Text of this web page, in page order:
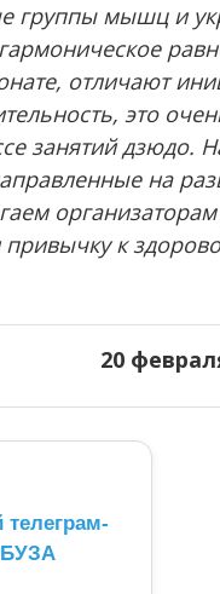
группы мышц и
отличают
это
занятий дзюдо.
на
организаторам
к
20